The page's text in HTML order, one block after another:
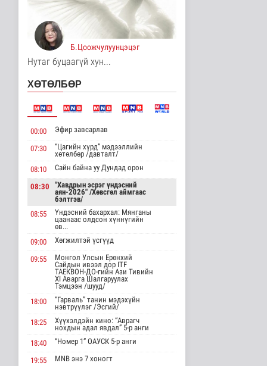
Төрийн үйлчилгээг
иргэдэд ойртуулна
17 цаг 25 минутын өмнө
18 цаг 46 минутын өмнө
ЦАГ АГААР:
Улаанбаатарт шөнөдөө
17 хэм дулаан
Байгаль орчин
COP17-ын зочид,
250 орчим ж..
19 цаг 12 минутын өмнө
Шатахууны нөөцийг
нэмэгдүүлэх,
доголдлыг арилгах..
Нийгэм
19 цаг 16 минутын өмнө
Нийслэлийн иргэдийн
Төлөөлөгчдийн Хурлын
Ээлжит ..
Нийгэм
Б.Цоожчулуунцэцэг
Нутаг буцаагүй хун...
ХӨТӨЛБӨР
00:00 Эфир завсарлав
07:30
“Цагийн хүрд” мэдээллийн
хөтөлбөр /давталт/
08:10
Сайн байна уу Дундад орон
08:30
"Хавдрын эсрэг үндэсний
аян-2026" /Хөвсгөл аймгаас
бэлтгэв/
08:55
Үндэсний бахархал: Мянганы
цаанаас олдсон хүннүгийн
өв...
09:00
Хөгжилтэй үсгүүд
09:55
Монгол Улсын Ерөнхий
Сайдын ивээл дор ITF
ТАЕКВОН-ДО-гийн Ази Тивийн
XI Аварга Шалгаруулах
Тэмцээн /шууд/
18:00
“Гарваль” танин мэдэхүйн
нэвтрүүлэг /Эсгий/
18:25
Хүүхэлдэйн кино: “Аврагч
нохдын адал явдал” 5-р анги
18:40
“Номер 1” ОАУСК 5-р анги
19:55 MNB энэ 7 хоногт